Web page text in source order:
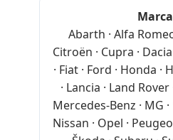
Abarth · Alfa
Citroën · Cupra ·
· Fiat · Ford · Honda ·
· Lancia · Land Rover
Mercedes-Benz · MG
Nissan · Opel ·